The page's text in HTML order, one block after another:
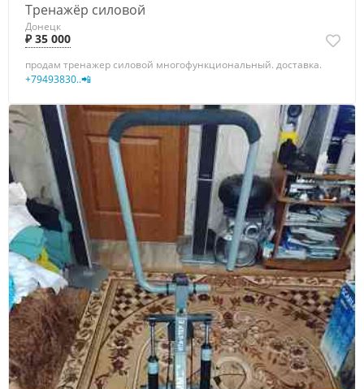
Тренажёр силовой
Донецк
₽ 35 000
продам тренажер силовой многофункциональный. доставка.
+79493830..📲